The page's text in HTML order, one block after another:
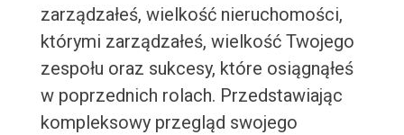
zarządzałeś, wielkość nieruchomości,
którymi zarządzałeś, wielkość Twojego
zespołu oraz sukcesy, które osiągnąłeś
w poprzednich rolach. Przedstawiając
kompleksowy przegląd swojego